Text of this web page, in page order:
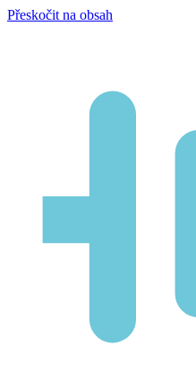
Přeskočit na obsah